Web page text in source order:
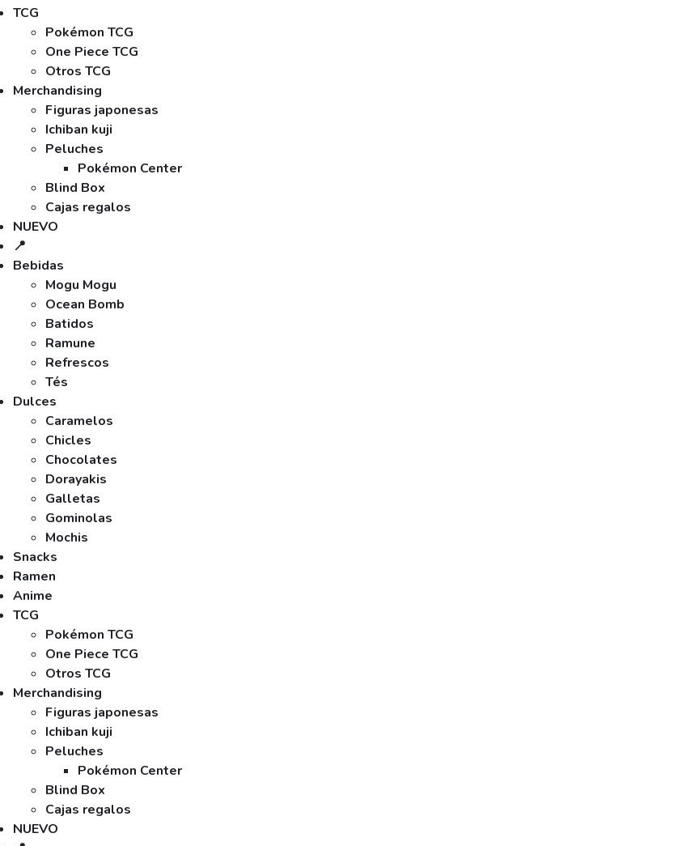
TCG
Pokémon TCG
One Piece TCG
Otros TCG
Merchandising
Figuras japonesas
Ichiban kuji
Peluches
Pokémon Center
Blind Box
Cajas regalos
NUEVO
📍
Bebidas
Mogu Mogu
Ocean Bomb
Batidos
Ramune
Refrescos
Tés
Dulces
Caramelos
Chicles
Chocolates
Dorayakis
Galletas
Gominolas
Mochis
Snacks
Ramen
Anime
TCG
Pokémon TCG
One Piece TCG
Otros TCG
Merchandising
Figuras japonesas
Ichiban kuji
Peluches
Pokémon Center
Blind Box
Cajas regalos
NUEVO